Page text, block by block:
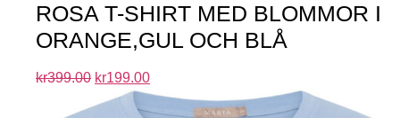
ROSA T-SHIRT MED BLOMMOR I
ORANGE,GUL OCH BLÅ
kr399.00 kr199.00